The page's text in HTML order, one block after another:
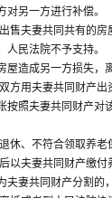
另一方进行补偿。
售夫妻共同共有的
民法院不予支持。
造成另一方损失，
方用夫妻共同财产
按照夫妻共同财产
休、不符合领取养
以夫妻共同财产缴
妻共同财产分割的